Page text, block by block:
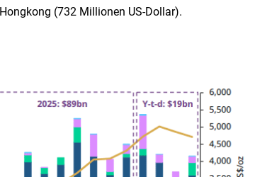
(732 Millionen US-Dollar).